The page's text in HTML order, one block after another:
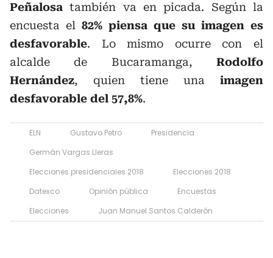
Peñalosa también va en picada. Según la
encuesta el 82% piensa que su imagen es
desfavorable. Lo mismo ocurre con el
alcalde de Bucaramanga, Rodolfo
Hernández, quien tiene una imagen
desfavorable del 57,8%.
ELN Gustavo Petro
Presidencia
Germán Vargas Lleras
Elecciones presidenciales 2018
Elecciones 2018
Datexco
Opinión pública
Encuestas
Elecciones
Juan Manuel Santos Calderón